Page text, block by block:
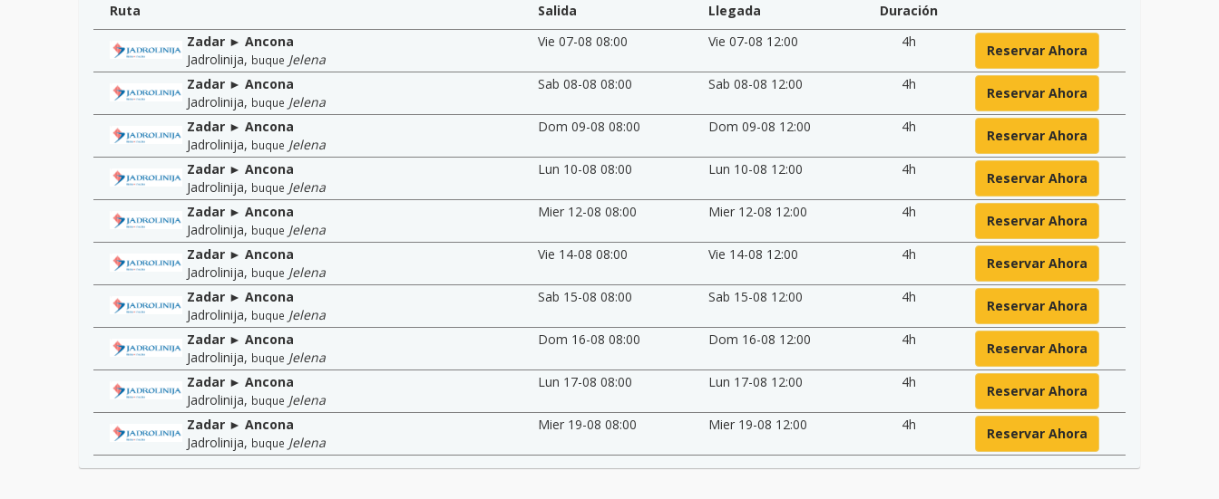
Ruta Salida Llegada
Duración
Zadar ► Ancona
Jadrolinija, buque Jelena
Vie 07-08 08:00 Vie 07-08 12:00 4h
Reservar Ahora
Zadar ► Ancona
Jadrolinija, buque Jelena
Sab 08-08 08:00 Sab 08-08 12:00 4h
Reservar Ahora
Zadar ► Ancona
Jadrolinija, buque Jelena
Dom 09-08 08:00 Dom 09-08 12:00 4h
Reservar Ahora
Zadar ► Ancona
Jadrolinija, buque Jelena
Lun 10-08 08:00 Lun 10-08 12:00 4h
Reservar Ahora
Zadar ► Ancona
Jadrolinija, buque Jelena
Mier 12-08 08:00 Mier 12-08 12:00 4h
Reservar Ahora
Zadar ► Ancona
Jadrolinija, buque Jelena
Vie 14-08 08:00 Vie 14-08 12:00 4h
Reservar Ahora
Zadar ► Ancona
Jadrolinija, buque Jelena
Sab 15-08 08:00 Sab 15-08 12:00 4h
Reservar Ahora
Zadar ► Ancona
Jadrolinija, buque Jelena
Dom 16-08 08:00 Dom 16-08 12:00 4h
Reservar Ahora
Zadar ► Ancona
Jadrolinija, buque Jelena
Lun 17-08 08:00 Lun 17-08 12:00 4h
Reservar Ahora
Zadar ► Ancona
Jadrolinija, buque Jelena
Mier 19-08 08:00 Mier 19-08 12:00 4h
Reservar Ahora